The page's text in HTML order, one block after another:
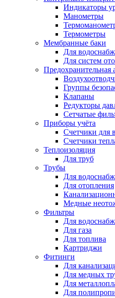
Индикаторы
Манометры
Термометры
Мембранные баки
Для
Для систем
Предохранительная
Группы
Клапаны
Редукторы
Сетчатые
Приборы учёта
Счетчики для
Счетчики
Теплоизоляция
Для труб
Трубы
Для
Для отопления
Медные
Фильтры
Для
Для газа
Для топлива
Картриджи
Фитинги
Для
Для медных
Для
Для